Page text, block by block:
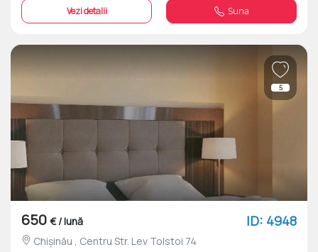
Vezi detalii Suna
5
650 € / lună ID: 4948
Chișinău , Centru Str. Lev Tolstoi 74